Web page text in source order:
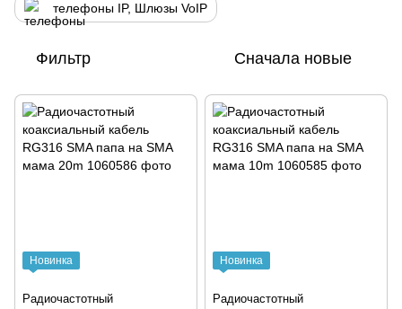
телефоны IP, Шлюзы VoIP
Фильтр Сначала новые
Новинка
Радиочастотный
Новинка
Радиочастотный